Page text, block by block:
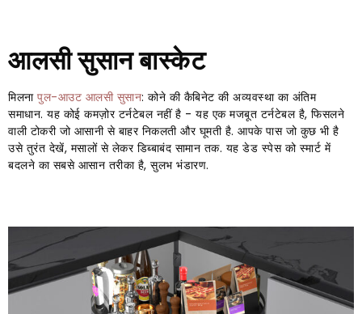
आलसी सुसान बास्केट
मिलना पुल-आउट आलसी सुसान: कोने की कैबिनेट की अव्यवस्था का अंतिम
समाधान. यह कोई कमज़ोर टर्नटेबल नहीं है - यह एक मजबूत टर्नटेबल है, फिसलने
वाली टोकरी जो आसानी से बाहर निकलती और घूमती है. आपके पास जो कुछ भी है
उसे तुरंत देखें, मसालों से लेकर डिब्बाबंद सामान तक. यह डेड स्पेस को स्मार्ट में
बदलने का सबसे आसान तरीका है, सुलभ भंडारण.